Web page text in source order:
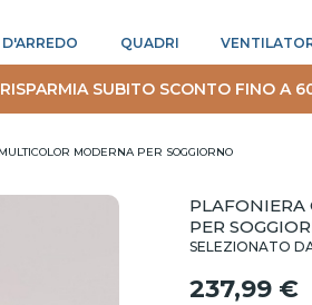
QUADRI
RISPARMIA SUBITO SCONTO FINO A
MODERNA PER SOGGIORNO
PLAFONIERA
PER
SELEZIONATO
237,99 €